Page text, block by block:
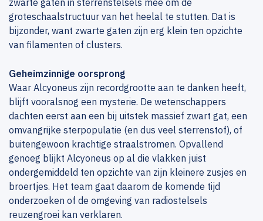
zwarte gaten in sterrenstelsels mee om de
groteschaalstructuur van het heelal te stutten. Dat is
bijzonder, want zwarte gaten zijn erg klein ten opzichte
van filamenten of clusters.
Geheimzinnige oorsprong
Waar Alcyoneus zijn recordgrootte aan te danken heeft,
blijft vooralsnog een mysterie. De wetenschappers
dachten eerst aan een bij uitstek massief zwart gat, een
omvangrijke sterpopulatie (en dus veel sterrenstof), of
buitengewoon krachtige straalstromen. Opvallend
genoeg blijkt Alcyoneus op al die vlakken juist
ondergemiddeld ten opzichte van zijn kleinere zusjes en
broertjes. Het team gaat daarom de komende tijd
onderzoeken of de omgeving van radiostelsels
reuzengroei kan verklaren.